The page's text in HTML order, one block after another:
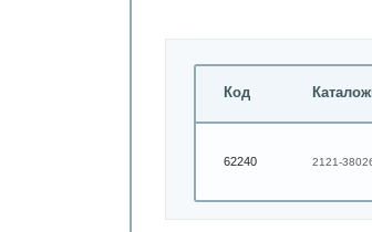
Код
62240 2121-